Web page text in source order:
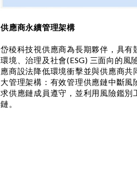
供應商永續管理架構
岱稜科技視供應商為長期夥伴，具
環境、治理及社會(ESG) 三面向的
應商設法降低環境衝擊並與供應商
大管理架構：有效管理供應鏈中斷
求供應鏈成員遵守，並利用風險鑑
鏈。